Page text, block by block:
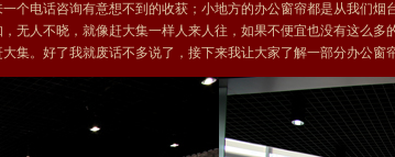
个电话咨询有意想不到的收获；小地方的办公窗帘都是从我们烟
无人不晓，就像赶大集一样人来人往，如果不便宜也没有这么多
集。好了我就废话不多说了，接下来我让大家了解一部分办公窗